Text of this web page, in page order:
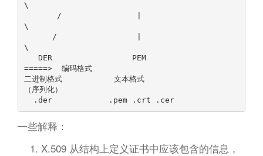
\
\
\
=====>  编码格式
二进制格式           文本格式
（序列化）
  .der            .pem .crt .cer
一些解释：
X.509 从结构上定义证书中应该包含的信息，